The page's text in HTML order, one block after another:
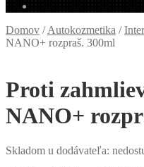
Domov /Autokozmetika /
NANO+ rozpraš. 300ml
Proti
NANO+
Skladom u dodávateľa: